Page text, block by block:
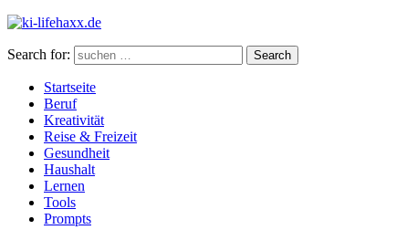
Search for: Search
Startseite
Beruf
Kreativität
Reise & Freizeit
Gesundheit
Haushalt
Lernen
Tools
Prompts